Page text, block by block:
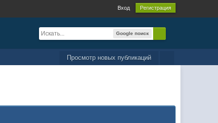
Вход Регистрация
Google поиск
Просмотр новых публикаций